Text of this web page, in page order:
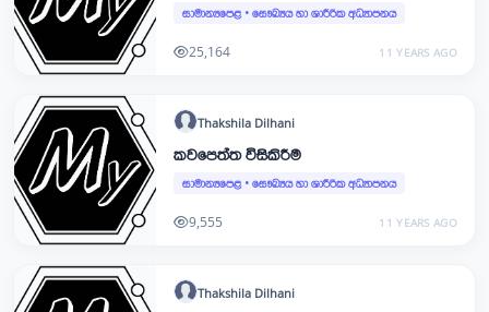
සාමාන්‍යපෙළ • සෞඛ්‍යය හා ශාරීරික අධ්‍යාපනය
25,164 11 YEARS AGO
Thakshila Dilhani
කවපෙත්ත විසිකිරීම
සාමාන්‍යපෙළ • සෞඛ්‍යය හා ශාරීරික අධ්‍යාපනය
9,555 11 YEARS AGO
Thakshila Dilhani